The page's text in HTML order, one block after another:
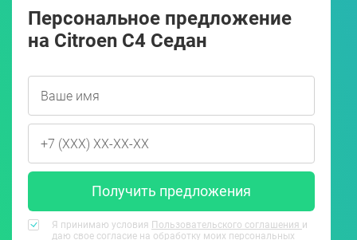
Персональное предложение
на Citroen C4 Седан
Получить предложения
Я принимаю условия Пользовательского соглашения и
даю свое согласие на обработку моих персональных